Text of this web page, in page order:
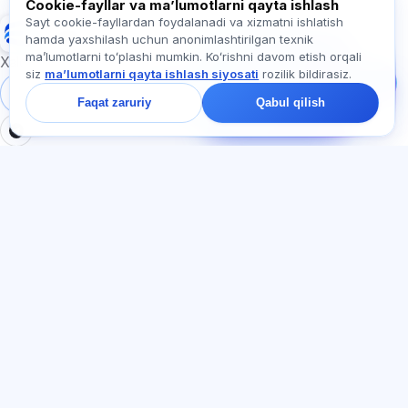
Exalify
Xalqaro til imtihonlariga tayyorgarlik
Tizimga kirish
Ro‘yxatdan o‘tish
Bizga yozing!
Tariflar, imtihonlar yoki
nimadan boshlash
haqida so‘rang —
chatda bir daqiqa ichida
javob beramiz.
Cookie-fayllar va maʼlumotlarni qayta ishlash
Sayt cookie-fayllardan foydalanadi va xizmatni ishlatish
hamda yaxshilash uchun anonimlashtirilgan texnik
maʼlumotlarni toʻplashi mumkin. Koʻrishni davom etish orqali
siz maʼlumotlarni qayta ishlash siyosati rozilik bildirasiz.
Faqat zaruriy Qabul qilish